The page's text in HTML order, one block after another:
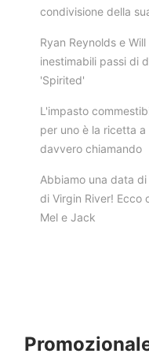
condivisione della
Ryan Reynolds e
inestimabili passi di
'Spirited'
L'impasto
per uno è la ricetta
davvero chiamando
Abbiamo una data
di Virgin River! Ecco
Mel e Jack